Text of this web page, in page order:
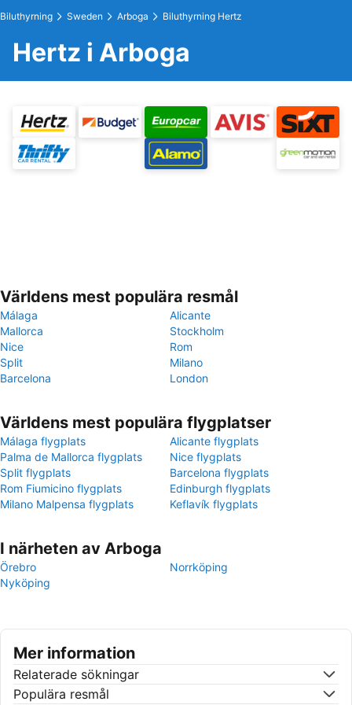
Biluthyrning Sweden Arboga Biluthyrning Hertz
Hertz i Arboga
Världens mest populära resmål
Málaga
Alicante
Mallorca
Stockholm
Nice
Rom
Split
Milano
Barcelona
London
Världens mest populära flygplatser
Málaga flygplats
Alicante flygplats
Palma de Mallorca flygplats
Nice flygplats
Split flygplats
Barcelona flygplats
Rom Fiumicino flygplats
Edinburgh flygplats
Milano Malpensa flygplats
Keflavík flygplats
I närheten av Arboga
Örebro
Norrköping
Nyköping
Mer information
Relaterade sökningar
Populära resmål